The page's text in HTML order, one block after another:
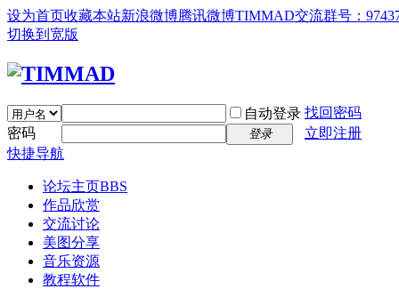
设为首页收藏本站新浪微博腾讯微博TIMMAD交流群号：
切换到宽版
自动登录 找回密码
密码
登录
立即注册
快捷导航
论坛主页BBS
作品欣赏
交流讨论
美图分享
音乐资源
教程软件